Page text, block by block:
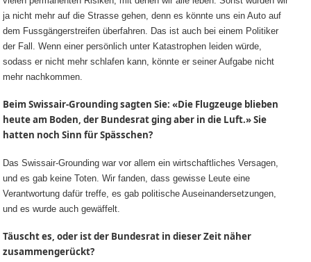
ja nicht mehr auf die Strasse gehen, denn es könnte uns ein Auto auf
dem Fussgängerstreifen überfahren. Das ist auch bei einem Politiker
der Fall. Wenn einer persönlich unter Katastrophen leiden würde,
sodass er nicht mehr schlafen kann, könnte er seiner Aufgabe nicht
mehr nachkommen.
Beim Swissair-Grounding sagten Sie: «Die Flugzeuge blieben
heute am Boden, der Bundesrat ging aber in die Luft.» Sie
hatten noch Sinn für Spässchen?
Das Swissair-Grounding war vor allem ein wirtschaftliches Versagen,
und es gab keine Toten. Wir fanden, dass gewisse Leute eine
Verantwortung dafür treffe, es gab politische Auseinandersetzungen,
und es wurde auch gewäffelt.
Täuscht es, oder ist der Bundesrat in dieser Zeit näher
zusammengerückt?